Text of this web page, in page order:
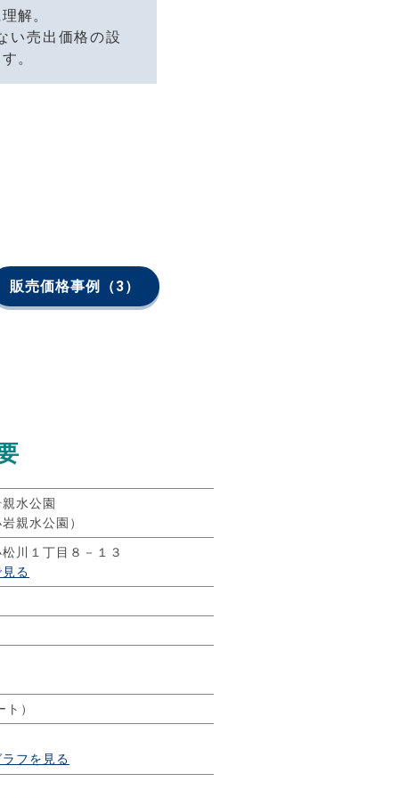
解。
い売出価格の設
。
販売価格事例 （3）
水公園
親水公園）
川１丁目８－１３
る
）
フを見る